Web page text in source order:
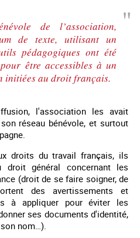
de l’association,
de texte, utilisant un
pédagogiques ont été
être accessibles à un
initiées au droit français.
l'association les avait
réseau bénévole, et surtout
droits du travail français, ils
droit général concernant les
(droit de se faire soigner, de
des avertissements et
à appliquer pour éviter les
ses documents d'identité,
nom…).